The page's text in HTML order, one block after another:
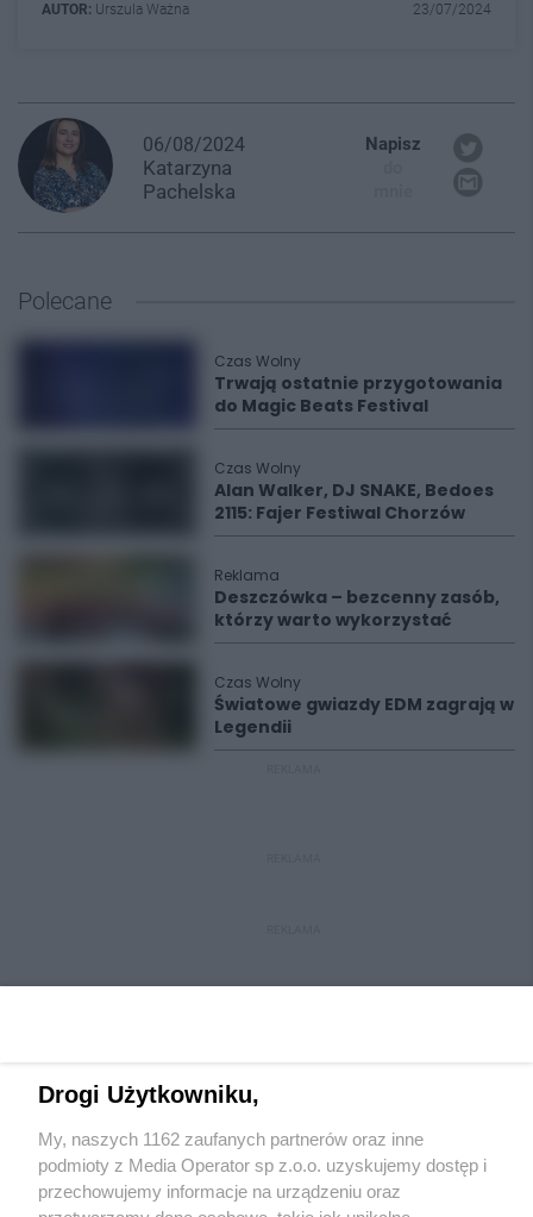
AUTOR: Urszula Ważna 23/07/2024
06/08/2024
Katarzyna
Pachelska
Napisz
Polecane
Czas Wolny
Trwają ostatnie przygotowania
do Magic Beats Festival
Czas Wolny
Alan Walker, DJ SNAKE, Bedoes
2115: Fajer Festiwal Chorzów
Reklama
Deszczówka – bezcenny zasób,
którzy warto wykorzystać
Czas Wolny
Światowe gwiazdy EDM zagrają w
Legendii
Wydawca mediówlokalnych
Drogi Użytkowniku,
My, naszych 1162 zaufanych partnerów oraz inne
podmioty z Media Operator sp z.o.o. uzyskujemy dostęp i
przechowujemy informacje na urządzeniu oraz